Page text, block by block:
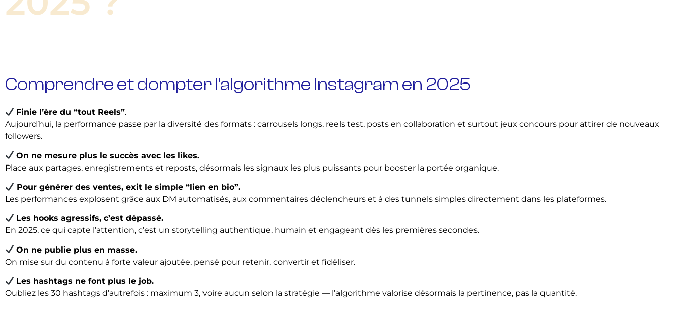
Comprendre et dompter l'algorithme Instagram en 2025
Finie l’ère du “tout Reels”.
Aujourd’hui, la performance passe par la diversité des formats : carrousels longs, reels test, posts en collaboration et surtout jeux concours pour attirer de nouveaux
followers.
On ne mesure plus le succès avec les likes.
Place aux partages, enregistrements et reposts, désormais les signaux les plus puissants pour booster la portée organique.
Pour générer des ventes, exit le simple “lien en bio”.
Les performances explosent grâce aux DM automatisés, aux commentaires déclencheurs et à des tunnels simples directement dans les plateformes.
Les hooks agressifs, c’est dépassé.
En 2025, ce qui capte l’attention, c’est un storytelling authentique, humain et engageant dès les premières secondes.
On ne publie plus en masse.
On mise sur du contenu à forte valeur ajoutée, pensé pour retenir, convertir et fidéliser.
Les hashtags ne font plus le job.
Oubliez les 30 hashtags d’autrefois : maximum 3, voire aucun selon la stratégie — l’algorithme valorise désormais la pertinence, pas la quantité.